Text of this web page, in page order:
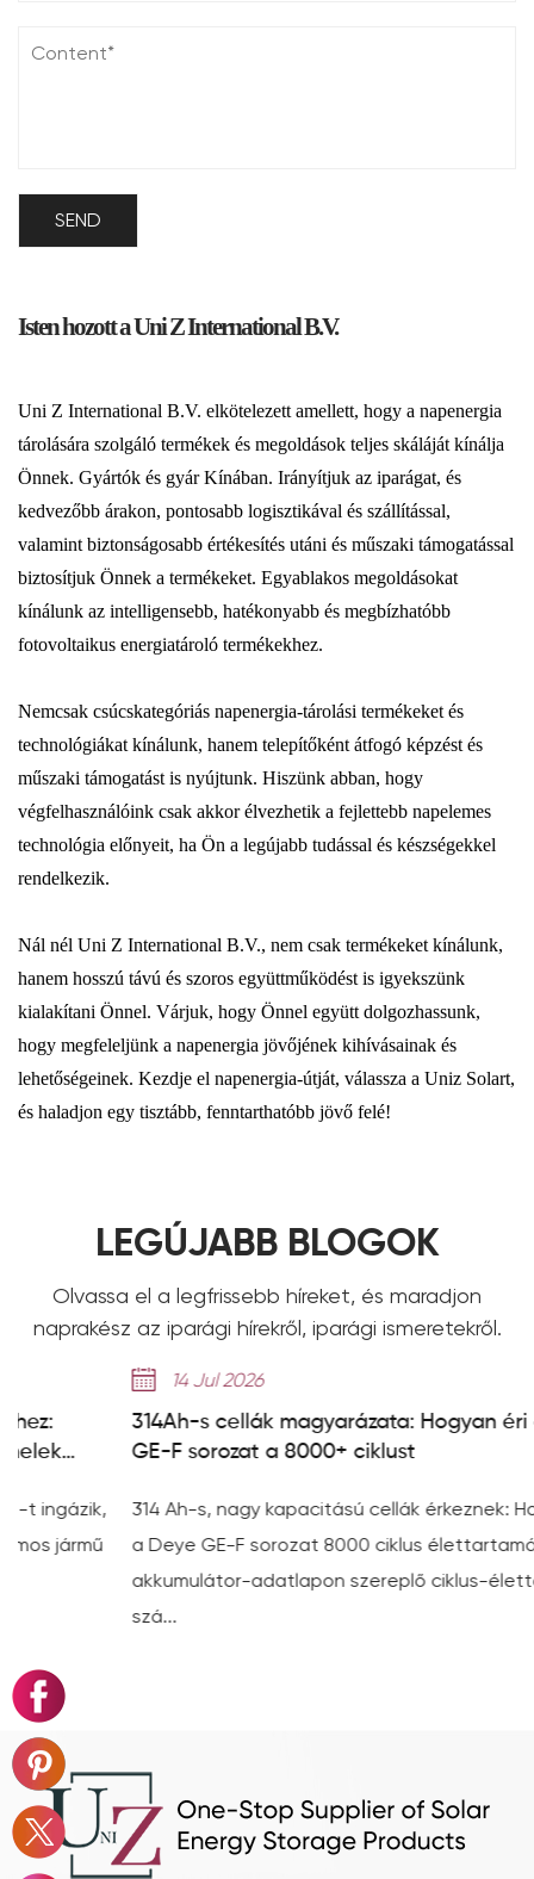
Isten hozott a Uni Z International B.V.
Uni Z International B.V. elkötelezett amellett, hogy a napenergia
tárolására szolgáló termékek és megoldások teljes skáláját kínálja
Önnek. Gyártók és gyár Kínában. Irányítjuk az iparágat, és
kedvezőbb árakon, pontosabb logisztikával és szállítással,
valamint biztonságosabb értékesítés utáni és műszaki támogatással
biztosítjuk Önnek a termékeket. Egyablakos megoldásokat
kínálunk az intelligensebb, hatékonyabb és megbízhatóbb
fotovoltaikus energiatároló termékekhez.
Nemcsak csúcskategóriás napenergia-tárolási termékeket és
technológiákat kínálunk, hanem telepítőként átfogó képzést és
műszaki támogatást is nyújtunk. Hiszünk abban, hogy
végfelhasználóink ​​csak akkor élvezhetik a fejlettebb napelemes
technológia előnyeit, ha Ön a legújabb tudással és készségekkel
rendelkezik.
Nál nél Uni Z International B.V., nem csak termékeket kínálunk,
hanem hosszú távú és szoros együttműködést is igyekszünk
kialakítani Önnel. Várjuk, hogy Önnel együtt dolgozhassunk,
hogy megfeleljünk a napenergia jövőjének kihívásainak és
lehetőségeinek. Kezdje el napenergia-útját, válassza a Uniz Solart,
és haladjon egy tisztább, fenntarthatóbb jövő felé!
LEGÚJABB BLOGOK
Olvassa el a legfrissebb híreket, és maradjon
naprakész az iparági hírekről, iparági ismeretekről.
14 Jul 2026
314Ah-s cellák magyarázata: Hogyan éri el a Deye
GE-F sorozat a 8000+ ciklust
314 Ah-s, nagy kapacitású cellák érkeznek: Hogyan éri el
a Deye GE-F sorozat 8000 ciklus élettartamát Az
akkumulátor-adatlapon szereplő ciklus-élettartam-